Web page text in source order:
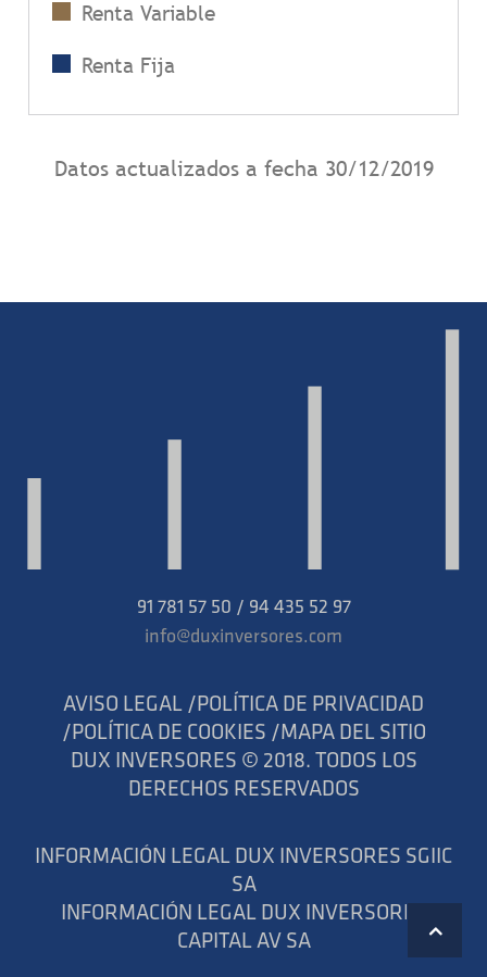
Renta Variable
Renta Fija
Datos actualizados a fecha 30/12/2019
91 781 57 50 / 94 435 52 97
info@duxinversores.com
AVISO LEGAL /POLÍTICA DE PRIVACIDAD
/POLÍTICA DE COOKIES /MAPA DEL SITIO
DUX INVERSORES © 2018. TODOS LOS
DERECHOS RESERVADOS
INFORMACIÓN LEGAL DUX INVERSORES SGIIC
SA
INFORMACIÓN LEGAL DUX INVERSORES
CAPITAL AV SA